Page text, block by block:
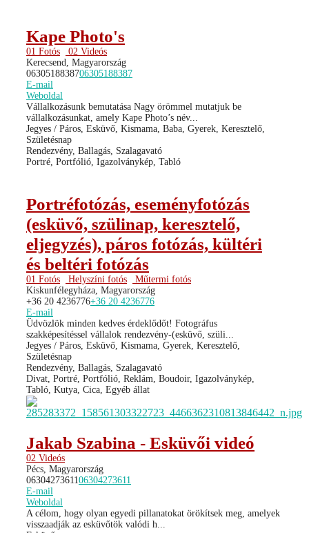
Kape Photo's
01 Fotós
02 Videós
Kerecsend, Magyarország
0630518838706305188387
E-mail
Weboldal
Vállalkozásunk bemutatása Nagy örömmel mutatjuk be
vállalkozásunkat, amely Kape Photo’s név...
Jegyes / Páros, Esküvő, Kismama, Baba, Gyerek, Keresztelő,
Születésnap
Rendezvény, Ballagás, Szalagavató
Portré, Portfólió, Igazolványkép, Tabló
Portréfotózás, eseményfotózás
(esküvő, szülinap, keresztelő,
eljegyzés), páros fotózás, kültéri
és beltéri fotózás
01 Fotós Helyszíni fotós
Műtermi fotós
Kiskunfélegyháza, Magyarország
+36 20 4236776+36 20 4236776
E-mail
Üdvözlök minden kedves érdeklődőt! Fotográfus
szakképesítéssel vállalok rendezvény-(esküvő, szüli...
Jegyes / Páros, Esküvő, Kismama, Gyerek, Keresztelő,
Születésnap
Rendezvény, Ballagás, Szalagavató
Divat, Portré, Portfólió, Reklám, Boudoir, Igazolványkép,
Tabló, Kutya, Cica, Egyéb állat
Jakab Szabina - Esküvői videó
02 Videós
Pécs, Magyarország
06304273611 06304273611
E-mail
Weboldal
A célom, hogy olyan egyedi pillanatokat örökítsek meg, amelyek
visszaadják az esküvőtök valódi h...